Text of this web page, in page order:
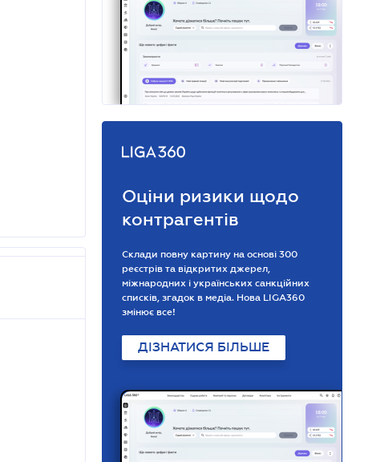
Оціни ризики щодо
контрагентів
Склади повну картину на основі 300
реєстрів та відкритих джерел,
міжнародних і українських санкційних
списків, згадок в медіа. Нова LIGA360
змінює все!
ДІЗНАТИСЯ БІЛЬШЕ